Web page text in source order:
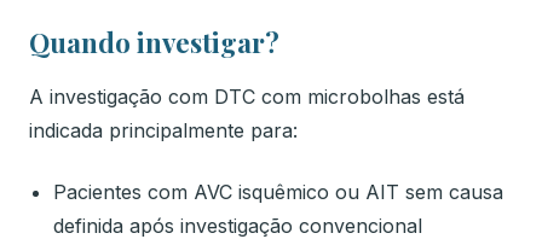
Quando investigar?
A investigação com DTC com microbolhas está
indicada principalmente para:
Pacientes com AVC isquêmico ou AIT sem causa
definida após investigação convencional